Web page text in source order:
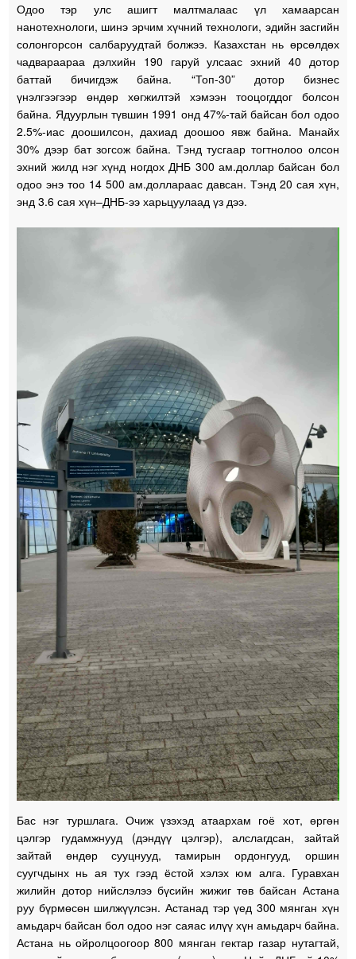
Одоо тэр улс ашигт малтмалаас үл хамаарсан
нанотехнологи, шинэ эрчим хүчний технологи, эдийн засгийн
солонгорсон салбаруудтай болжээ. Казахстан нь өрсөлдөх
чадвараараа дэлхийн 190 гаруй улсаас эхний 40 дотор
баттай бичигдэж байна. “Топ-30” дотор бизнес
үнэлгээгээр өндөр хөгжилтэй хэмээн тооцогддог болсон
байна. Ядуурлын түвшин 1991 онд 47%-тай байсан бол одоо
2.5%-иас доошилсон, дахиад доошоо явж байна. Манайх
30% дээр бат зогсож байна. Тэнд тусгаар тогтнолоо олсон
эхний жилд нэг хүнд ногдох ДНБ 300 ам.доллар байсан бол
одоо энэ тоо 14 500 ам.доллараас давсан. Тэнд 20 сая хүн,
энд 3.6 сая хүн–ДНБ-ээ харьцуулаад үз дээ.
Бас нэг туршлага. Очиж үзэхэд атаархам гоё хот, өргөн
цэлгэр гудамжнууд (дэндүү цэлгэр), алслагдсан, зайтай
зайтай өндөр сууцнууд, тамирын ордонгууд, оршин
суугчдынх нь ая тух гээд ёстой хэлэх юм алга. Гуравхан
жилийн дотор нийслэлээ бүсийн жижиг төв байсан Астана
руу бүрмөсөн шилжүүлсэн. Астанад тэр үед 300 мянган хүн
амьдарч байсан бол одоо нэг саяас илүү хүн амьдарч байна.
Астана нь ойролцоогоор 800 мянган гектар газар нутагтай,